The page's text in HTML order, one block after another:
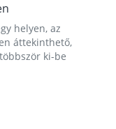
helyen, az
áttekinthető,
ki-be